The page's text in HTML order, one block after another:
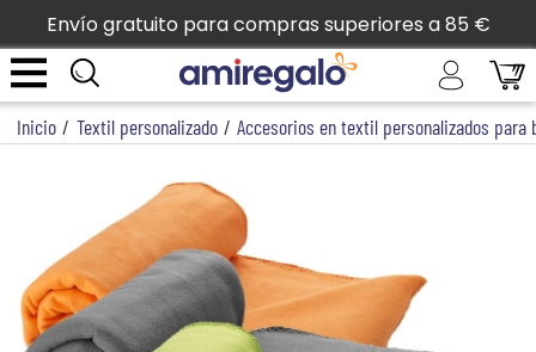
Envío gratuito para compras superiores a 85 €
Inicio / Textil personalizado / Accesorios en textil personalizados para